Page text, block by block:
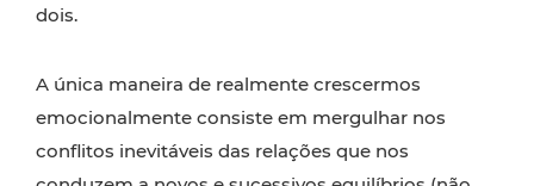
dois.
A única maneira de realmente crescermos
emocionalmente consiste em mergulhar nos
conflitos inevitáveis das relações que nos